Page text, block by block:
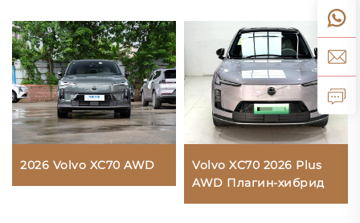
2026 Volvo XC70 AWD
Volvo XC70 2026 Plus
AWD Плагин-хибрид